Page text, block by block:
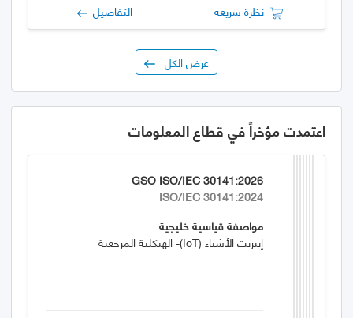
نظرة سريعة التفاصيل
عرض الكل
اعتمدت مؤخراً في قطاع المعلومات
GSO ISO/IEC 30141:2026
ISO/IEC 30141:2024
مواصفة قياسية خليجية
إنترنت الأشياء (IoT)- الهيكلية المرجعية